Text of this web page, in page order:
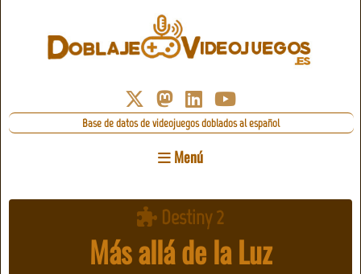
Base de datos de videojuegos doblados al español
Menú
Destiny 2
Más allá de la Luz